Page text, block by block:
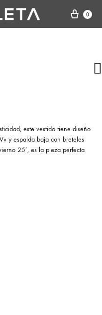
Cart
0
este vestido tiene diseño
y espalda baja con breteles
25’, es la pieza perfecta